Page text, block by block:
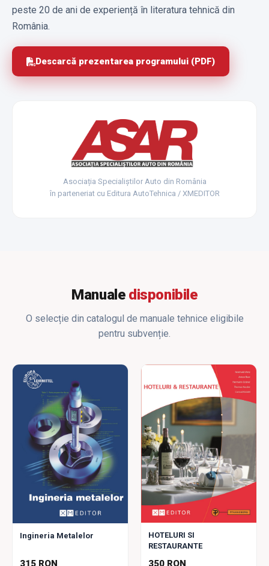
peste 20 de ani de experiență în literatura tehnică din
România.
Descarcă prezentarea programului (PDF)
Asociația Specialiștilor Auto din România
în parteneriat cu Editura AutoTehnica / XMEDITOR
Manuale disponibile
O selecție din catalogul de manuale tehnice eligibile
pentru subvenție.
Ingineria Metalelor
315 RON
HOTELURI SI
RESTAURANTE
350 RON